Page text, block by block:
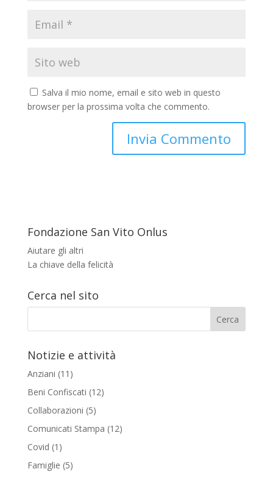
Salva il mio nome, email e sito web in questo
browser per la prossima volta che commento.
Fondazione San Vito Onlus
Aiutare gli altri
La chiave della felicità
Cerca nel sito
Notizie e attività
Anziani (11)
Beni Confiscati (12)
Collaborazioni (5)
Comunicati Stampa (12)
Covid (1)
Famiglie (5)